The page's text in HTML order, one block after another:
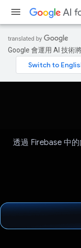
Google 會運用 AI 技術
透過 Firebase 中